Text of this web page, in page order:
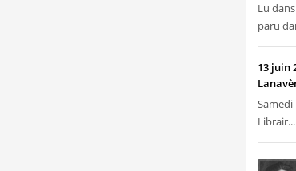
Lu
paru
13 juin
Samedi
Librair...